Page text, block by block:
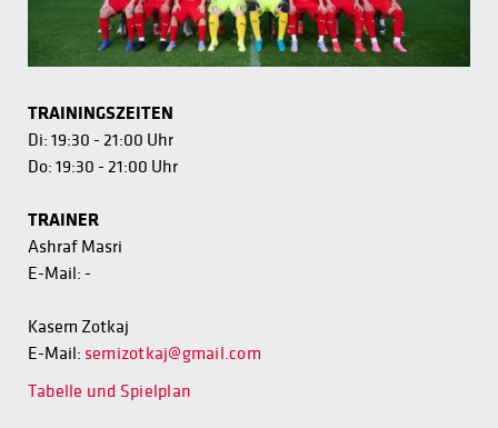
TRAININGSZEITEN
Di: 19:30 - 21:00 Uhr
Do: 19:30 - 21:00 Uhr
TRAINER
Ashraf Masri
E-Mail: -
Kasem Zotkaj
E-Mail: semizotkaj@gmail.com
Tabelle und Spielplan